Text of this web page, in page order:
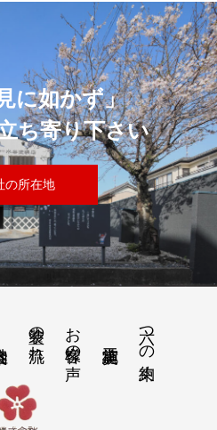
に如かず」
ち寄り下さい
の所在地
六つの約束
お客様の声
塗装の流れ